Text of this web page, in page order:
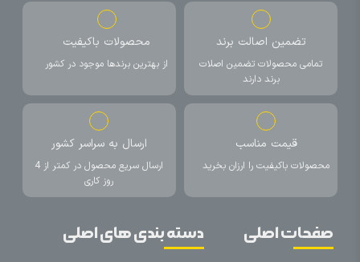
تضمین اصالت برند
تمامی محصولات تضمین اصلات
برند دارند
محصولات باکیفیت
از بهترین برندها موجود در کشور
قیمت مناسب
محصولات باکیفیت را ارزان بخرید
ارسال به سراسر کشور
ارسال سریع محصول در کمتر از 4
روز کاری
صفحات اصلی دسته بندی های اصلی